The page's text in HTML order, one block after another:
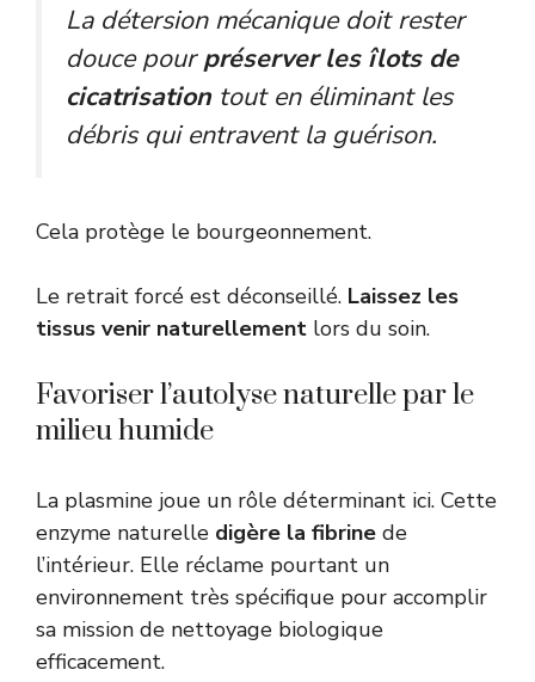
La détersion mécanique doit rester
douce pourpréserver les îlots de
cicatrisation tout en éliminant les
débris qui entravent la guérison.
Cela protège le bourgeonnement.
Le retrait forcé est déconseillé. Laissez les
tissus venir naturellement lors du soin.
Favoriser l’autolyse naturelle par le
milieu humide
La plasmine joue un rôle déterminant ici. Cette
enzyme naturelle digère la fibrine de
l’intérieur. Elle réclame pourtant un
environnement très spécifique pour accomplir
sa mission de nettoyage biologique
efficacement.